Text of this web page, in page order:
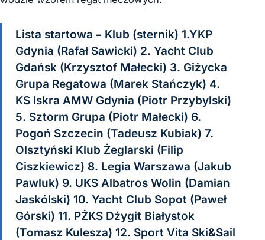
Lista startowa – Klub (sternik) 1.YKP
Gdynia (Rafał Sawicki) 2. Yacht Club
Gdańsk (Krzysztof Małecki) 3. Giżycka
Grupa Regatowa (Marek Stańczyk) 4.
KS Iskra AMW Gdynia (Piotr Przybylski)
5. Sztorm Grupa (Piotr Małecki) 6.
Pogoń Szczecin (Tadeusz Kubiak) 7.
Olsztyński Klub Żeglarski (Filip
Ciszkiewicz) 8. Legia Warszawa (Jakub
Pawluk) 9. UKS Albatros Wolin (Damian
Jaskólski) 10. Yacht Club Sopot (Paweł
Górski) 11. PŻKS Dżygit Białystok
(Tomasz Kulesza) 12. Sport Vita Ski&Sail